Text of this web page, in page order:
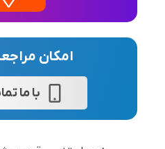
امکان
با ما